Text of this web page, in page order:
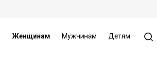
Женщинам Мужчинам Детям